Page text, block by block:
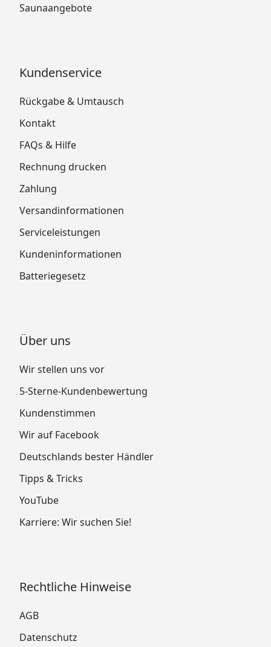
Saunaangebote
Kundenservice
Rückgabe & Umtausch
Kontakt
FAQs & Hilfe
Rechnung drucken
Zahlung
Versandinformationen
Serviceleistungen
Kundeninformationen
Batteriegesetz
Über uns
Wir stellen uns vor
5-Sterne-Kundenbewertung
Kundenstimmen
Wir auf Facebook
Deutschlands bester Händler
Tipps & Tricks
YouTube
Karriere: Wir suchen Sie!
Rechtliche Hinweise
AGB
Datenschutz